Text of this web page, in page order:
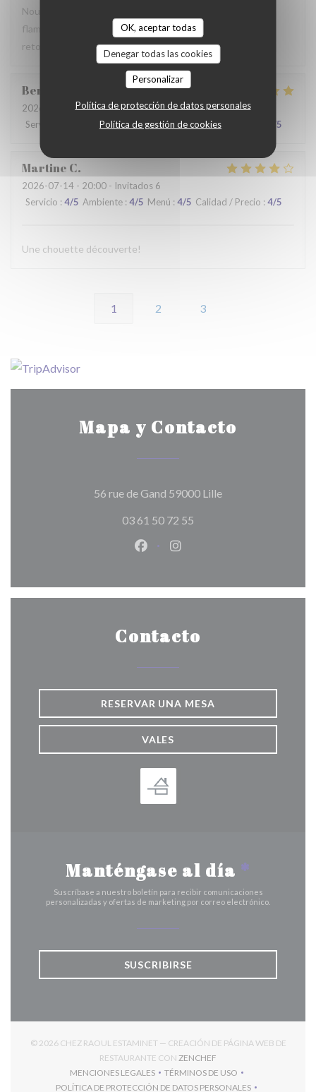
OK, aceptar todas
Denegar todas las cookies
Personalizar
Política de protección de datos personales
Política de gestión de cookies
Nous avons apprécié notre déjeuner (moule, carbonade,
flamiche au maroilles, etc) et le service. Pourquoi pas y
retourner lors d'un prochaine passage à Lilles.
Benjamin
2026-07-19 - 12:30 - Invitados 2
Servicio
Ambiente: 5/5 Menú: 5/5 Calidad / Precio /5
Martine C
2026-07-14 - 20:00 - Invitados 6
Servicio : 4/5 Ambiente : 4/5 Menú : 4/5 Calidad / Precio : 4/5
Une chouette découverte!
1 2 3
Mapa y Contacto
56 rue de Gand 59000 Lille((abre en una
03 61 50 72 55
Facebook ((abre en una nueva
Instagram ((abre en una
Contacto
RESERVAR UNA MESA
VALES
Manténgase al día *
Suscríbase a nuestro boletín para recibir comunicaciones
personalizadas y ofertas de marketing por correo electrónico.
SUSCRIBIRSE
© 2026 CHEZ RAOUL ESTAMINET — CREACIÓN DE PÁGINA WEB DE
RESTAURANTE CON ZENCHEF
MENCIONES LEGALES
((ABRE EN UNA NUEVA VENTANA))
TÉRMINOS DE USO
((ABRE EN UNA NUEVA
POLÍTICA DE PROTECCIÓN DE DATOS PERSONALES